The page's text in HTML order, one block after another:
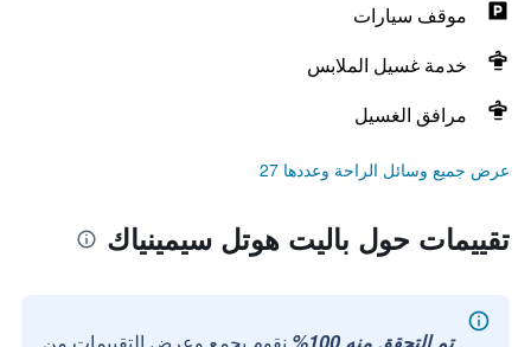
موقف سيارات
خدمة غسيل الملابس
مرافق الغسيل
عرض جميع وسائل الراحة وعددها 27
تقييمات حول باليت هوتل سيمينياك